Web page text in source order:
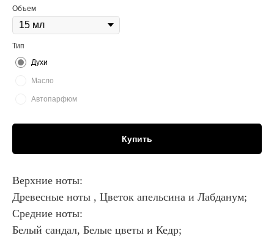
Объем
Тип
Духи
Масло
Автопарфюм
Купить
Верхние ноты:
Древесные ноты , Цветок апельсина и Лабданум;
Средние ноты:
Белый сандал, Белые цветы и Кедр;